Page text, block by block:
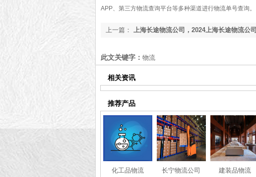
APP、第三方物流查询平台等多种渠道进行物流单号查询。
上一篇： 上海长途物流公司，2024上海长途物流公司
此文关键字： 物流
相关资讯
推荐产品
化工品物流 长宁物流公司 建装品物流